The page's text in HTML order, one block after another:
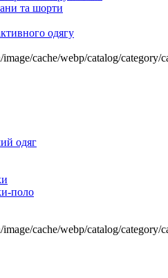
та шорти
одягу
cache/webp/catalog/category/
одяг
поло
cache/webp/catalog/category/